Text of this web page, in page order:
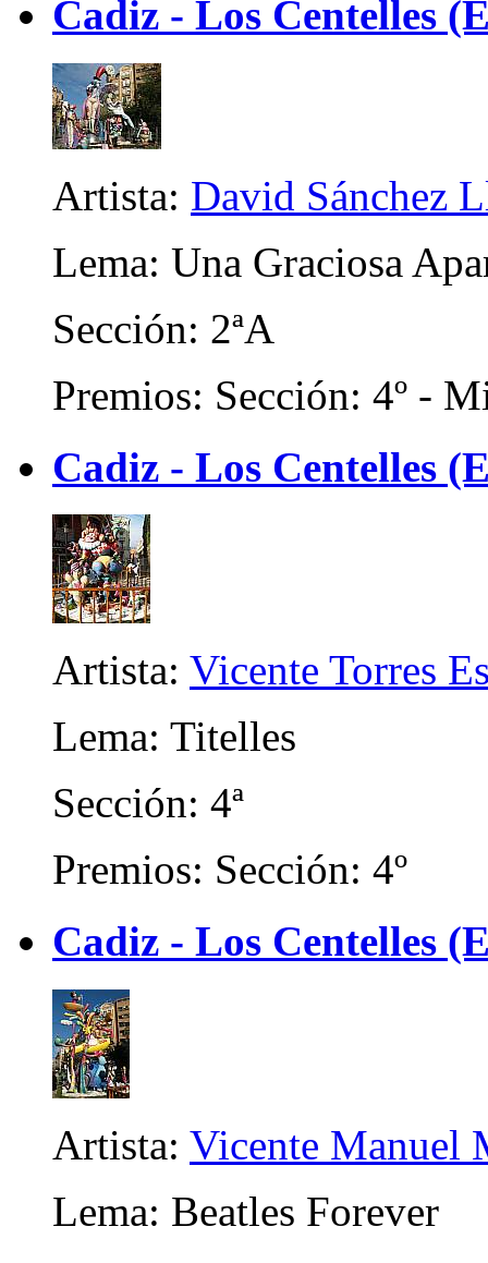
Cadiz - Los Centelles
Artista: David Sánchez
Lema: Una Graciosa
Sección: 2ªA
Premios: Sección: 4º -
Cadiz - Los Centelles
Artista: Vicente Torres
Lema: Titelles
Sección: 4ª
Premios: Sección: 4º
Cadiz - Los Centelles
Artista: Vicente Manuel
Lema: Beatles Forever